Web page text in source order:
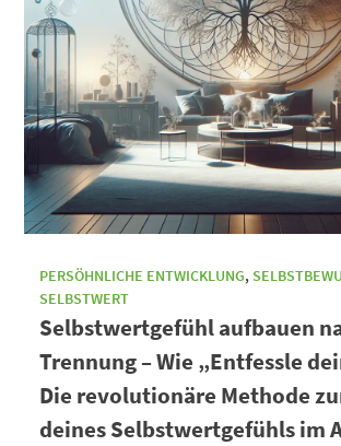
PERSÖHNLICHE ENTWICKLUNG,
SELBSTWERT
Selbstwertgefühl aufbauen
Trennung – Wie „Entfessle
Die revolutionäre Methode
deines Selbstwertgefühls im